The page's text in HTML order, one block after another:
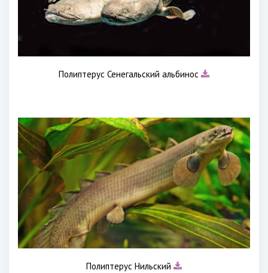
Полиптерус Сенегальский альбинос
Полиптерус Нильский